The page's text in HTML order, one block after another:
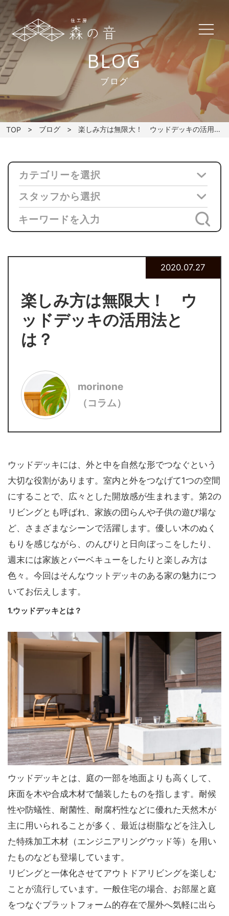
BLOG
ブログ
TOP ブログ 楽しみ方は無限大！ ウッドデッキの活用法とは？
楽しみ方は無限大！ ウ
ッドデッキの活用法と
は？
2020.07.27
morinone
（コラム）
ウッドデッキには、外と中を自然な形でつなぐという
大切な役割があります。室内と外をつなげて1つの空間
にすることで、広々とした開放感が生まれます。第2の
リビングとも呼ばれ、家族の団らんや子供の遊び場な
ど、さまざまなシーンで活躍します。優しい木のぬく
もりを感じながら、のんびりと日向ぼっこをしたり、
週末には家族とバーベキューをしたりと楽しみ方は
色々。今回はそんなウットデッキのある家の魅力につ
いてお伝えします。
1.ウッドデッキとは？
ウッドデッキとは、庭の一部を地面よりも高くして、
床面を木や合成木材で舗装したものを指します。耐候
性や防蟻性、耐菌性、耐腐朽性などに優れた天然木が
主に用いられることが多く、最近は樹脂などを注入し
た特殊加工木材（エンジニアリングウッド等）を用い
たものなども登場しています。
リビングと一体化させてアウトドアリビングを楽しむ
ことが流行しています。一般住宅の場合、お部屋と庭
をつなぐプラットフォーム的存在で屋外へ気軽に出ら